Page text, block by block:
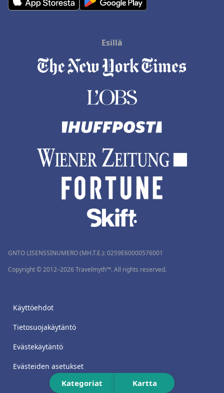
Kategoriat Kartta
Esillä
GNTO LISENSSINUMERO (MH.T.E.): 0259Ε60000576001
Copyright © 2012–2026 Travelmyth™. All rights reserved.
Käyttöehdot
Tietosuojakäytäntö
Evästekäytäntö
Evästeiden asetukset